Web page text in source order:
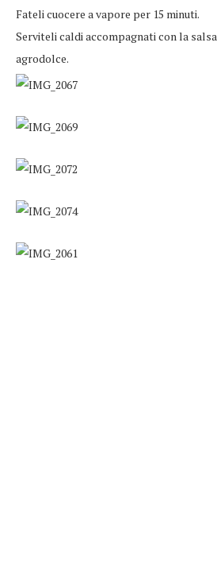
Fateli cuocere a vapore per 15 minuti.
Serviteli caldi accompagnati con la
agrodolce.